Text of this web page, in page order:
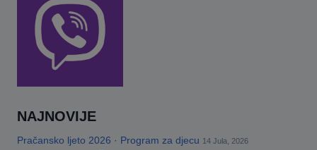
NAJNOVIJE
Pračansko ljeto 2026 · Program za djecu 14 Jula, 2026